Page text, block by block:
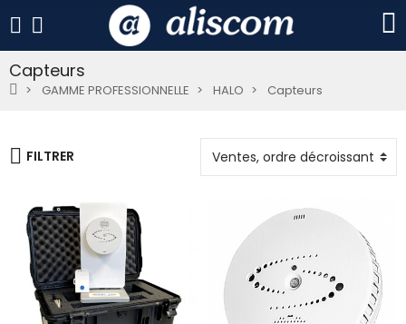
Capteurs
GAMME PROFESSIONNELLE HALO Capteurs
FILTRER